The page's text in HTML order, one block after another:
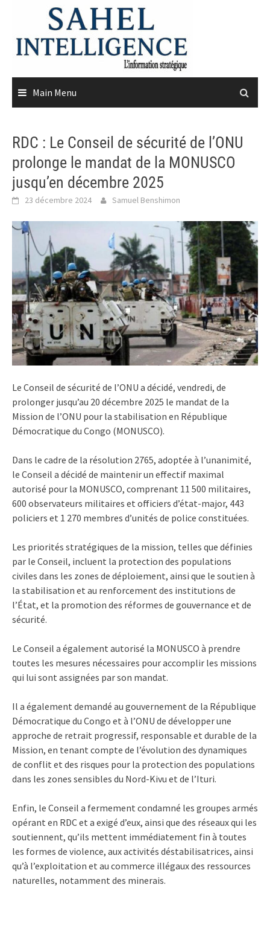
content
Main Menu
RDC : Le Conseil de sécurité de l’ONU
prolonge le mandat de la MONUSCO
jusqu’en décembre 2025
23 décembre 2024 Samuel Benshimon
Le Conseil de sécurité de l’ONU a décidé, vendredi, de
prolonger jusqu’au 20 décembre 2025 le mandat de la
Mission de l’ONU pour la stabilisation en République
Démocratique du Congo (MONUSCO).
Dans le cadre de la résolution 2765, adoptée à l’unanimité,
le Conseil a décidé de maintenir un effectif maximal
autorisé pour la MONUSCO, comprenant 11 500 militaires,
600 observateurs militaires et officiers d’état-major, 443
policiers et 1 270 membres d’unités de police constituées.
Les priorités stratégiques de la mission, telles que définies
par le Conseil, incluent la protection des populations
civiles dans les zones de déploiement, ainsi que le soutien à
la stabilisation et au renforcement des institutions de
l’État, et la promotion des réformes de gouvernance et de
sécurité.
Le Conseil a également autorisé la MONUSCO à prendre
toutes les mesures nécessaires pour accomplir les missions
qui lui sont assignées par son mandat.
Il a également demandé au gouvernement de la République
Démocratique du Congo et à l’ONU de développer une
approche de retrait progressif, responsable et durable de la
Mission, en tenant compte de l’évolution des dynamiques
de conflit et des risques pour la protection des populations
dans les zones sensibles du Nord-Kivu et de l’Ituri.
Enfin, le Conseil a fermement condamné les groupes armés
opérant en RDC et a exigé d’eux, ainsi que des réseaux qui les
soutiennent, qu’ils mettent immédiatement fin à toutes
les formes de violence, aux activités déstabilisatrices, ainsi
qu’à l’exploitation et au commerce illégaux des ressources
naturelles, notamment des minerais.